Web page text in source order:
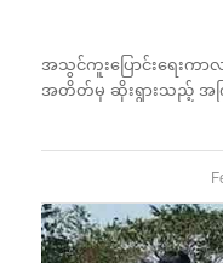
အသွင်ကူးပြောင်းရေးက
အတိတ်မှ ဆိုးရွားသည့် အ